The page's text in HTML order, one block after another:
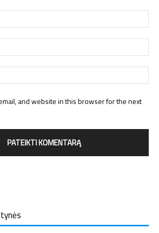
and website in this browser for the next